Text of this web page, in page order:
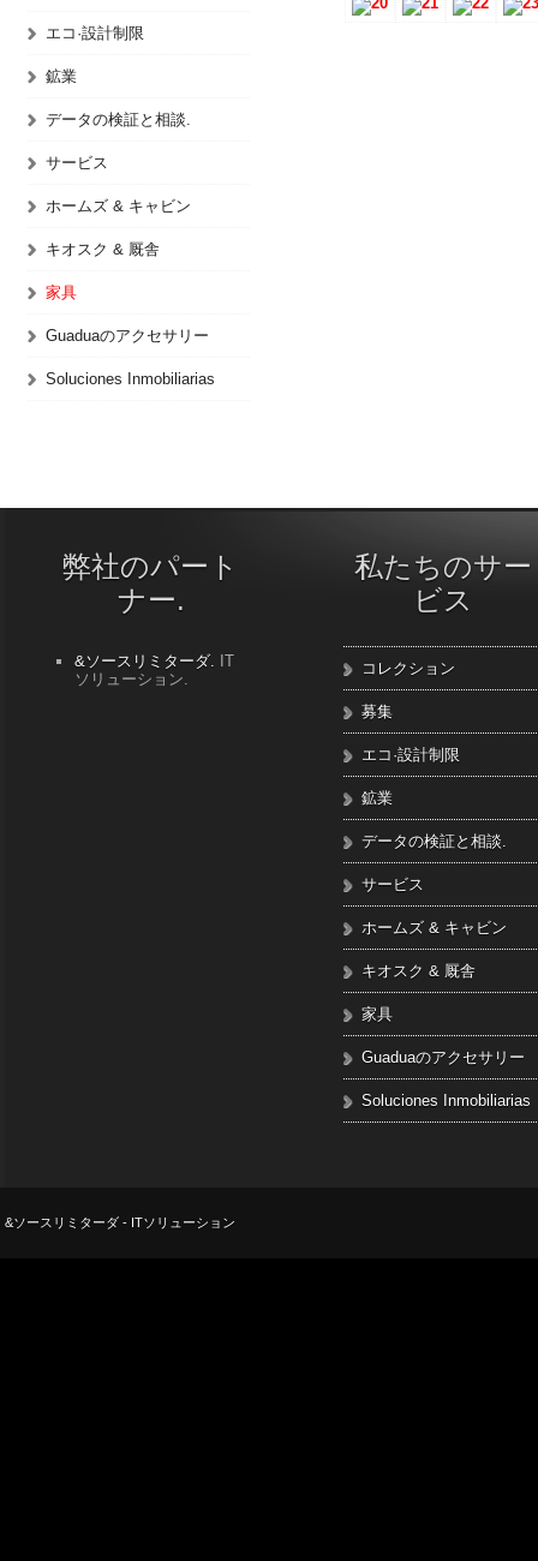
エコ·設計制限
鉱業
データの検証と相談.
サービス
ホームズ & キャビン
キオスク & 厩舎
家具
Guaduaのアクセサリー
Soluciones Inmobiliarias
弊社のパート
ナー.
&ソースリミターダ. IT
ソリューション.
私たちのサー
ビス
コレクション
募集
エコ·設計制限
鉱業
データの検証と相談.
サービス
ホームズ & キャビン
キオスク & 厩舎
家具
Guaduaのアクセサリー
Soluciones Inmobiliarias
&ソースリミターダ - ITソリューション